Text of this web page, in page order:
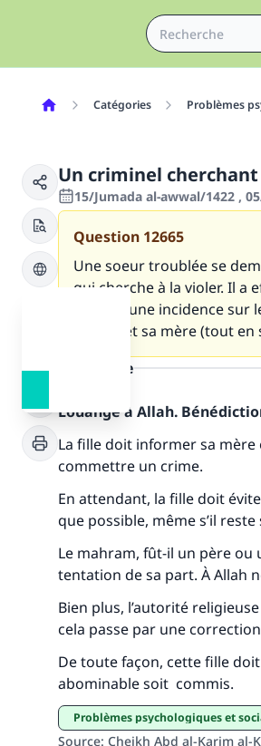
Catégories Problèmes
Un criminel
15/Jumada al-awwal/1422 ,
Question 12665
Une soeur troublée se
qui cherche à la violer. Il a
aurait il une incidence sur
soeurs et sa mère (tout
la réponse
Louange à Allah.
La fille doit informer sa mère
commettre un crime.
En attendant, la fille doit
que possible, même s’il
Le mahram, fût-il un père ou
tentation de sa part. À Allah
Bien plus, l’autorité
cela passe par une
De toute façon, cette fille
abominable soit commis.
Problèmes psychologiques et
Source: Cheikh Abd al-Karim al-
Faites une
Le
"Celui qui indique